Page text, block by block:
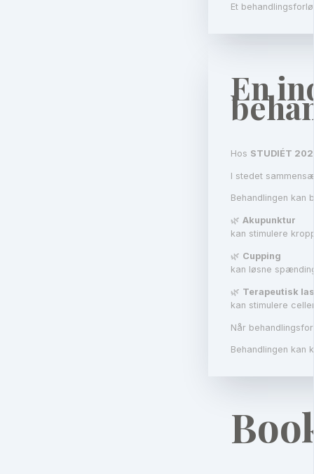
Et
En
Hos STUDIÉT
I stedet
Behandlingen kan
🌿 Akupunktur
kan stimulere
🌿 Cupping
kan løsne
🌿 Terapeutisk
kan stimulere
Når
Behandlingen kan